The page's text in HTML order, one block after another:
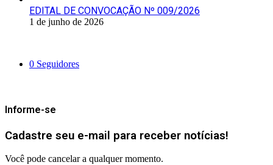
EDITAL DE CONVOCAÇÃO Nº 009/2026
1 de junho de 2026
0 Seguidores
Informe-se
Cadastre seu e-mail para receber notícias!
Você pode cancelar a qualquer momento.